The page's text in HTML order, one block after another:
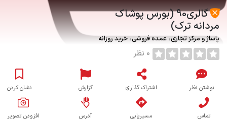
گالری90 (بورس پوشاک
مردانه ترک)
پاساژ و مرکز تجاری عمده فروشی خرید روزانه
0 نظر
نوشتن نظر اشتراک گذاری گزارش نشان کردن
تماس مسیریابی آدرس افزودن تصویر